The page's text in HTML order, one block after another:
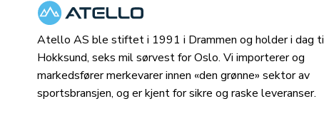
Atello AS ble stiftet i 1991 i Drammen og holder i dag
Hokksund, seks mil sørvest for Oslo. Vi importerer og
markedsfører merkevarer innen «den grønne» sektor av
sportsbransjen, og er kjent for sikre og raske leveranser.